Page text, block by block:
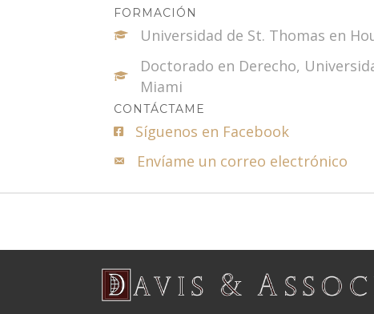
FORMACIÓN
Universidad de St. Thomas en
Doctorado en Derecho,
Miami
CONTÁCTAME
Síguenos en Facebook
Envíame un correo electrónico